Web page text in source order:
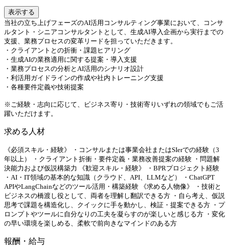
表示する
当社の立ち上げフェーズのAI活用コンサルティング事業において、コンサ
ルタント・シニアコンサルタントとして、生成AI導入企画から実行までの
支援、業務プロセスの変革リードを担っていただきます。
・クライアントとの折衝・課題ヒアリング
・生成AIの業務適用に関する提案・導入支援
・業務プロセスの分析とAI活用のシナリオ設計
・利活用ガイドラインの作成や社内トレーニング支援
・各種要件定義や技術提案
※ご経験・志向に応じて、ビジネス寄り・技術寄りいずれの領域でもご活
躍いただけます。
求める人材
《必須スキル・経験》 ・コンサルまたは事業会社またはSIerでの経験（3
年以上） ・クライアント折衝・要件定義・業務改善提案の経験 ・問題解
決能力および仮説構築力 《歓迎スキル・経験》 ・BPRプロジェクト経験
・AI・IT領域の基本的な知識（クラウド、API、LLMなど） ・ChatGPT
APIやLangChainなどのツール活用・構築経験 《求める人物像》 ・技術と
ビジネスの橋渡し役として、両者を理解し翻訳できる方 ・自ら考え、仮説
思考で課題を構造化し、クイックに手を動かし、検証・提案できる方 ・プ
ロンプトやツールに自分なりの工夫を凝らすのが楽しいと感じる方 ・変化
の早い環境を楽しめる、柔軟で前向きなマインドのある方
報酬・給与